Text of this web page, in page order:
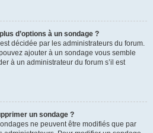
d’options à un sondage ?
décidée par les administrateurs du forum.
ajouter à un sondage vous semble
à un administrateur du forum s’il est
un sondage ?
ne peuvent être modifiés que par